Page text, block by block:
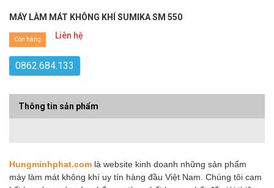
MÁY LÀM MÁT KHÔNG KHÍ SUMIKA SM 550
Liên hệ
Còn hàng
0862.684.133
Thông tin sản phẩm
Hungminhphat.com là website kinh doanh những sản phẩm
máy làm mát không khí uy tín hàng đầu Việt Nam. Chúng tôi cam